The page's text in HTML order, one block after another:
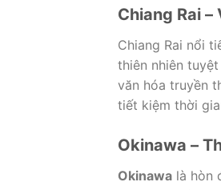
Chiang Rai
Chiang Rai nổi
thiên nhiên
văn hóa truyền
tiết kiệm thời
Okinawa –
Okinawa là hòn